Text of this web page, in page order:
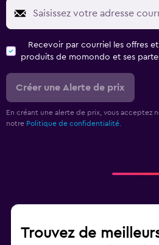
Recevoir par courriel les offres
produits de momondo et ses
Créer une Alerte de prix
En créant une alerte de prix, vous acceptez
notre Politique de confidentialité.
Trouvez de